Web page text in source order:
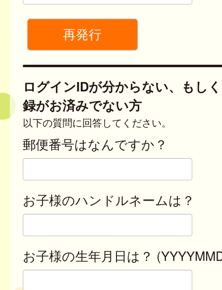
ログインIDが分からない、もし
録がお済みでない方
以下の質問に回答してください。
郵便番号はなんですか？
お子様のハンドルネームは？
お子様の生年月日は？